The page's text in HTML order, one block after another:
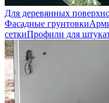
Для деревянных
Фасадные грунтовки
сеткиПрофили для